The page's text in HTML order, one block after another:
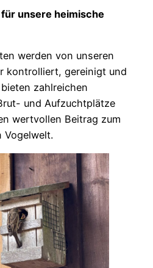
unsere heimische
werden von unseren
kontrolliert, gereinigt und
zahlreichen
und Aufzuchtplätze
wertvollen Beitrag zum
Vogelwelt.